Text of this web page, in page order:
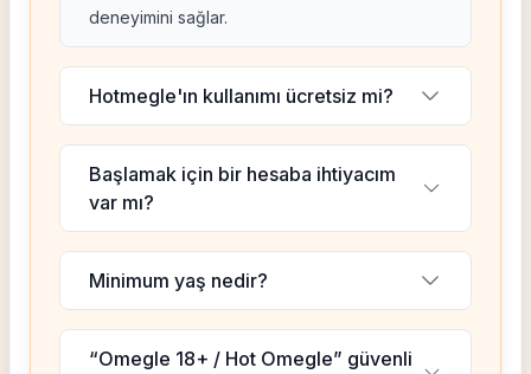
deneyimini sağlar.
Hotmegle'ın kullanımı ücretsiz mi?
Başlamak için bir hesaba ihtiyacım
var mı?
Minimum yaş nedir?
“Omegle 18+ / Hot Omegle” güvenli